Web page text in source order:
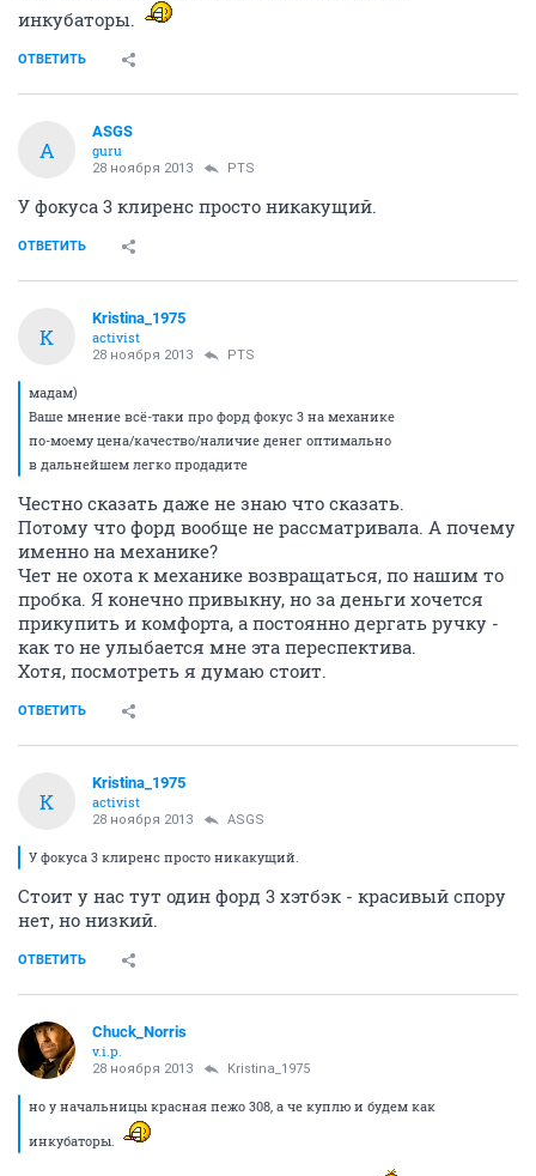
инкубаторы.
ОТВЕТИТЬ
A
ASGS
guru
28 ноября 2013 PTS
У фокуса 3 клиренс просто никакущий.
ОТВЕТИТЬ
K
Kristina_1975
activist
28 ноября 2013 PTS
мадам)
Ваше мнение всё-таки про форд фокус 3 на механике
по-моему цена/качество/наличие денег оптимально
в дальнейшем легко продадите
Честно сказать даже не знаю что сказать.
Потому что форд вообще не рассматривала. А почему
именно на механике?
Чет не охота к механике возвращаться, по нашим то
пробка. Я конечно привыкну, но за деньги хочется
прикупить и комфорта, а постоянно дергать ручку -
как то не улыбается мне эта переспектива.
Хотя, посмотреть я думаю стоит.
ОТВЕТИТЬ
K
Kristina_1975
activist
28 ноября 2013 ASGS
У фокуса 3 клиренс просто никакущий.
Стоит у нас тут один форд 3 хэтбэк - красивый спору
нет, но низкий.
ОТВЕТИТЬ
Chuck_Norris
v.i.p.
28 ноября 2013 Kristina_1975
но у начальницы красная пежо 308, а че куплю и будем как
инкубаторы.